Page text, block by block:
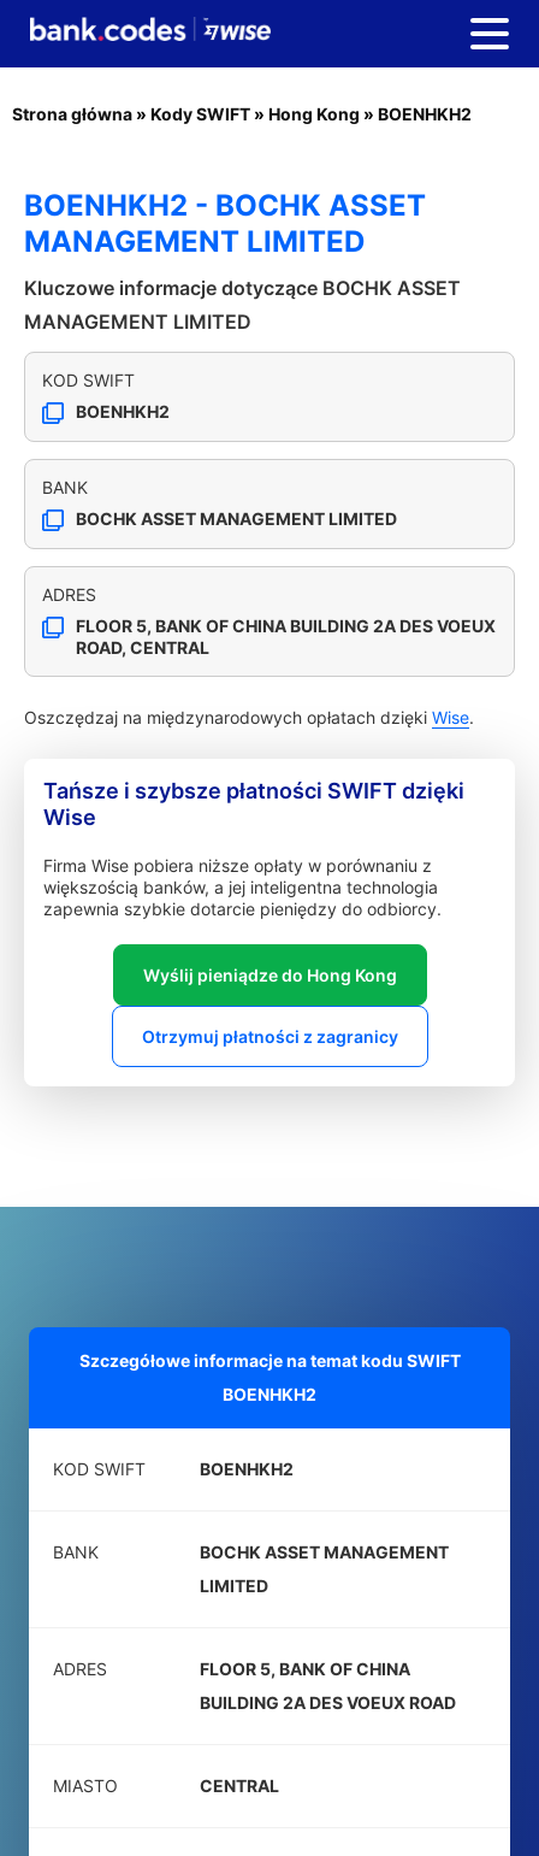
Strona główna » Kody SWIFT » Hong Kong » BOENHKH2
BOENHKH2 - BOCHK ASSET
MANAGEMENT LIMITED
Kluczowe informacje dotyczące BOCHK ASSET
MANAGEMENT LIMITED
KOD SWIFT
BOENHKH2
BANK
BOCHK ASSET MANAGEMENT LIMITED
ADRES
FLOOR 5, BANK OF CHINA BUILDING 2A DES VOEUX
ROAD, CENTRAL
Oszczędzaj na międzynarodowych opłatach dzięki Wise.
Tańsze i szybsze płatności SWIFT dzięki
Wise
Firma Wise pobiera niższe opłaty w porównaniu z
większością banków, a jej inteligentna technologia
zapewnia szybkie dotarcie pieniędzy do odbiorcy.
Wyślij pieniądze do Hong Kong
Otrzymuj płatności z zagranicy
Szczegółowe informacje na temat kodu SWIFT
BOENHKH2
KOD SWIFT BOENHKH2
BANK
BOCHK ASSET MANAGEMENT
LIMITED
ADRES
FLOOR 5, BANK OF CHINA
BUILDING 2A DES VOEUX ROAD
MIASTO CENTRAL